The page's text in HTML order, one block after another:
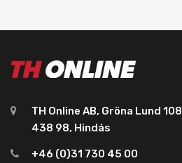
TH Online AB, Gröna Lund 108
438 98, Hindås
+46 (0)31 730 45 00